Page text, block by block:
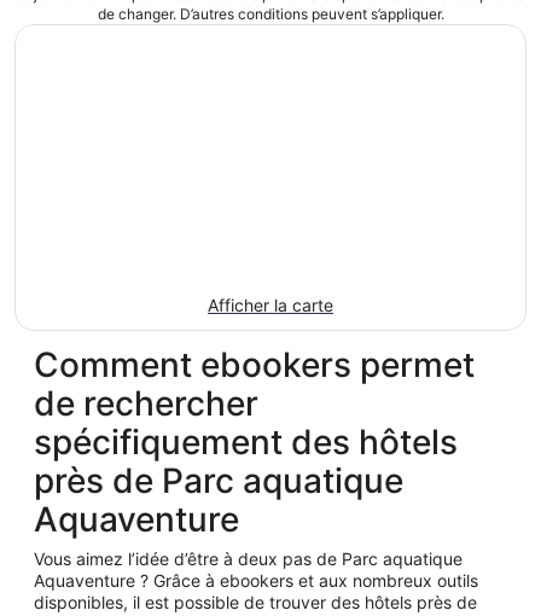
de changer. D’autres conditions peuvent s’appliquer.
Afficher la carte
Comment ebookers permet
de rechercher
spécifiquement des hôtels
près de Parc aquatique
Aquaventure
Vous aimez l’idée d’être à deux pas de Parc aquatique
Aquaventure ? Grâce à ebookers et aux nombreux outils
disponibles, il est possible de trouver des hôtels près de